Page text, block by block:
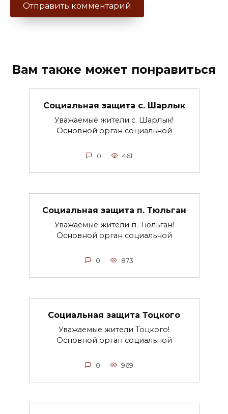
Вам также может понравиться
Социальная защита с. Шарлык
Уважаемые жители с. Шарлык!
Основной орган социальной
0 461
Социальная защита п. Тюльган
Уважаемые жители п. Тюльган!
Основной орган социальной
0 873
Социальная защита Тоцкого
Уважаемые жители Тоцкого!
Основной орган социальной
0 969